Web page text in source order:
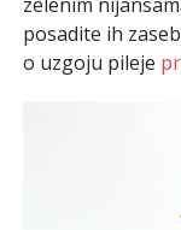
posadite ih
o uzgoju pileje